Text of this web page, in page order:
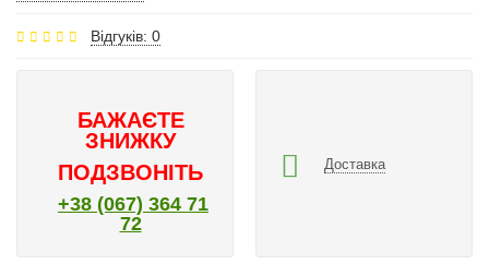
Відгуків: 0
БАЖАЄТЕ
ЗНИЖКУ
ПОДЗВОНІТЬ
+38 (067) 364 71
72
Доставка